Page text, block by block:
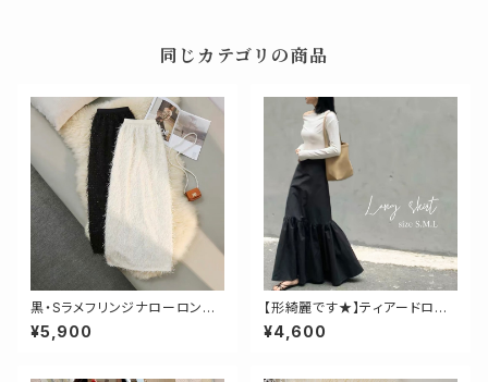
同じカテゴリの商品
黒・Sラメフリンジナローロング
スカート
¥5,900
【形綺麗です★】ティアードロン
グスカート
¥4,600